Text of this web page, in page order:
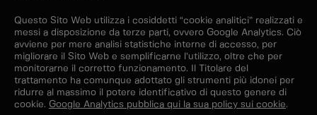
Questo Sito Web utilizza i cosiddetti “cookie analitici” realizzati e
messi a disposizione da terze parti, ovvero Google Analytics. Ciò
avviene per mere analisi statistiche interne di accesso, per
migliorare il Sito Web e semplificarne l’utilizzo, oltre che per
monitorarne il corretto funzionamento. Il Titolare del
trattamento ha comunque adottato gli strumenti più idonei per
ridurre al massimo il potere identificativo di questo genere di
cookie. Google Analytics pubblica qui la sua policy sui cookie.